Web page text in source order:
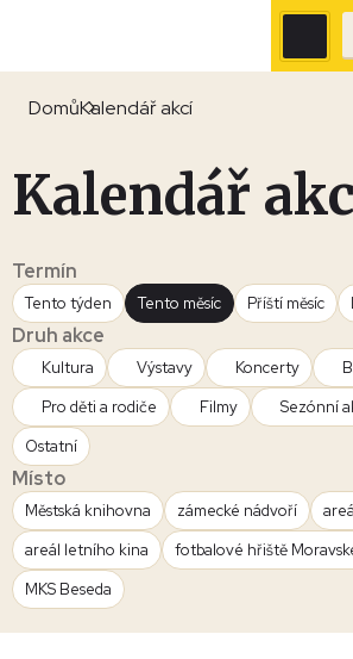
DomůKalendář akcí
Kalendář
Termín
Tento týden Tento měsíc Příští měsíc
Druh akce
Kultura Výstavy Koncerty
Pro děti a rodiče
Filmy Sezónní
Ostatní
Místo
Městská knihovna zámecké nádvoří
areál letního kina
fotbalové hřiště
MKS Beseda